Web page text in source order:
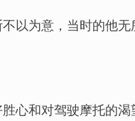
以为意，当时的他
心和对驾驶摩托的